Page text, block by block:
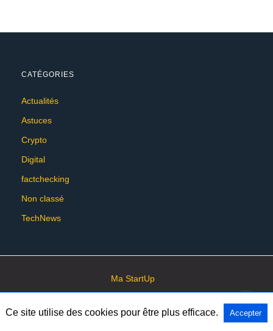
CATÉGORIES
Actualités
Astuces
Crypto
Digital
factchecking
Non classé
TechNews
Ma StartUp
All Rights Reserved View Non-AMP Version
Ce site utilise des cookies pour être plus efficace. Accepter